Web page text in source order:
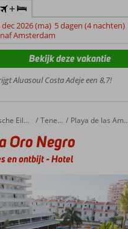
+
dec 2026 (ma) 5 dagen (4 nachten)
Amsterdam
Aluasoul Costa Adeje een 8,7!
Bekijk deze vakantie
Eilanden Tenerife Playa de las Americas
Oro Negro
en ontbijt-Hotel